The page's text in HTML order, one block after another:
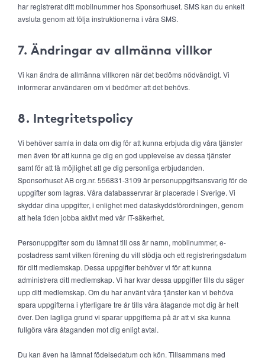
har registrerat ditt mobilnummer hos Sponsorhuset. SMS kan du enkelt
avsluta genom att följa instruktionerna i våra SMS.
7. Ändringar av allmänna villkor
Vi kan ändra de allmänna villkoren när det bedöms nödvändigt. Vi
informerar användaren om vi bedömer att det behövs.
8. Integritetspolicy
Vi behöver samla in data om dig för att kunna erbjuda dig våra tjänster
men även för att kunna ge dig en god upplevelse av dessa tjänster
samt för att få möjlighet att ge dig personliga erbjudanden.
Sponsorhuset AB org.nr. 556831-3109 är personuppgiftsansvarig för de
uppgifter som lagras. Våra databasservrar är placerade i Sverige. Vi
skyddar dina uppgifter, i enlighet med dataskyddsförordningen, genom
att hela tiden jobba aktivt med vår IT-säkerhet.
Personuppgifter som du lämnat till oss är namn, mobilnummer, e-
postadress samt vilken förening du vill stödja och ett registreringsdatum
för ditt medlemskap. Dessa uppgifter behöver vi för att kunna
administrera ditt medlemskap. Vi har kvar dessa uppgifter tills du säger
upp ditt medlemskap. Om du har använt våra tjänster kan vi behöva
spara uppgifterna i ytterligare tre år tills våra åtagande mot dig är helt
över. Den lagliga grund vi sparar uppgifterna på är att vi ska kunna
fullgöra våra åtaganden mot dig enligt avtal.
Du kan även ha lämnat födelsedatum och kön. Tillsammans med